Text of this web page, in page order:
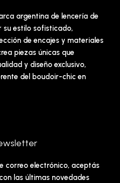
argentina de lencería de
estilo sofisticado,
de encajes y materiales
piezas únicas que
y diseño exclusivo,
del boudoir-chic en
correo electrónico, aceptás
las últimas novedades